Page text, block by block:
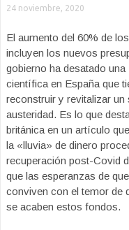
24 noviembre, 2020
El aumento del 60% de
incluyen los nuevos
gobierno ha desatado
científica en España que
reconstruir y revitalizar
austeridad. Es lo que
británica en un artículo
la «lluvia» de dinero
recuperación post-Covid
que las esperanzas de
conviven con el temor de
se acaben estos fondos.